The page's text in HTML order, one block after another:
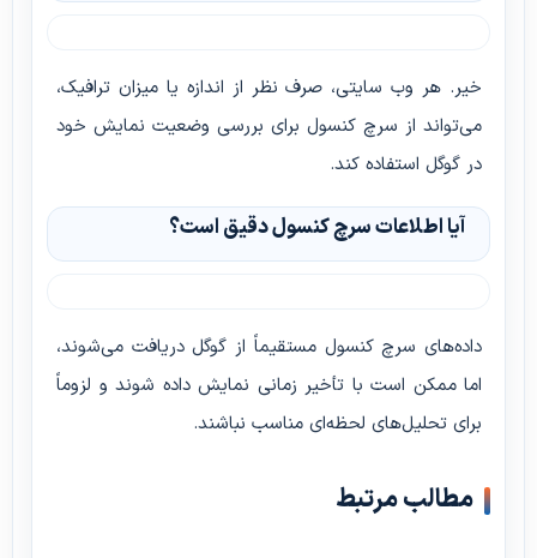
خیر. هر وب سایتی، صرف نظر از اندازه یا میزان ترافیک،
می‌تواند از سرچ کنسول برای بررسی وضعیت نمایش خود
در گوگل استفاده کند.
آیا اطلاعات سرچ کنسول دقیق است؟
داده‌های سرچ کنسول مستقیماً از گوگل دریافت می‌شوند،
اما ممکن است با تأخیر زمانی نمایش داده شوند و لزوماً
برای تحلیل‌های لحظه‌ای مناسب نباشند.
مطالب مرتبط